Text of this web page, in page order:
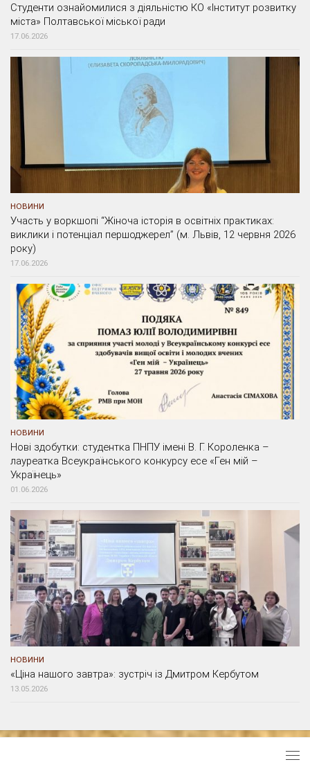
Студенти ознайомилися з діяльністю КО «Інститут розвитку
міста» Полтавської міської ради
17.06.2026
НОВИНИ
Участь у воркшопі “Жіноча історія в освітніх практиках:
виклики і потенціал першоджерел” (м. Львів, 12 червня 2026
року)
17.06.2026
НОВИНИ
Нові здобутки: студентка ПНПУ імені В. Г. Короленка –
лауреатка Всеукраїнського конкурсу есе «Ген мій –
Українець»
01.06.2026
НОВИНИ
«Ціна нашого завтра»: зустріч із Дмитром Кербутом
13.05.2026